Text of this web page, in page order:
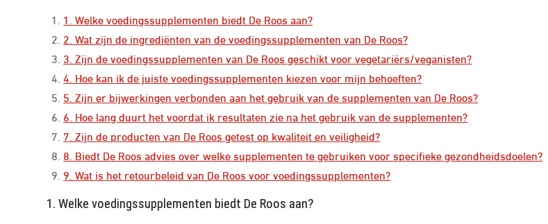
1. Welke voedingssupplementen biedt De Roos aan?
2. Wat zijn de ingrediënten van de voedingssupplementen van De Roos?
3. Zijn de voedingssupplementen van De Roos geschikt voor vegetariërs/veganisten?
4. Hoe kan ik de juiste voedingssupplementen kiezen voor mijn behoeften?
5. Zijn er bijwerkingen verbonden aan het gebruik van de supplementen van De Roos?
6. Hoe lang duurt het voordat ik resultaten zie na het gebruik van de supplementen?
7. Zijn de producten van De Roos getest op kwaliteit en veiligheid?
8. Biedt De Roos advies over welke supplementen te gebruiken voor specifieke gezondheidsdoelen?
9. Wat is het retourbeleid van De Roos voor voedingssupplementen?
1. Welke voedingssupplementen biedt De Roos aan?